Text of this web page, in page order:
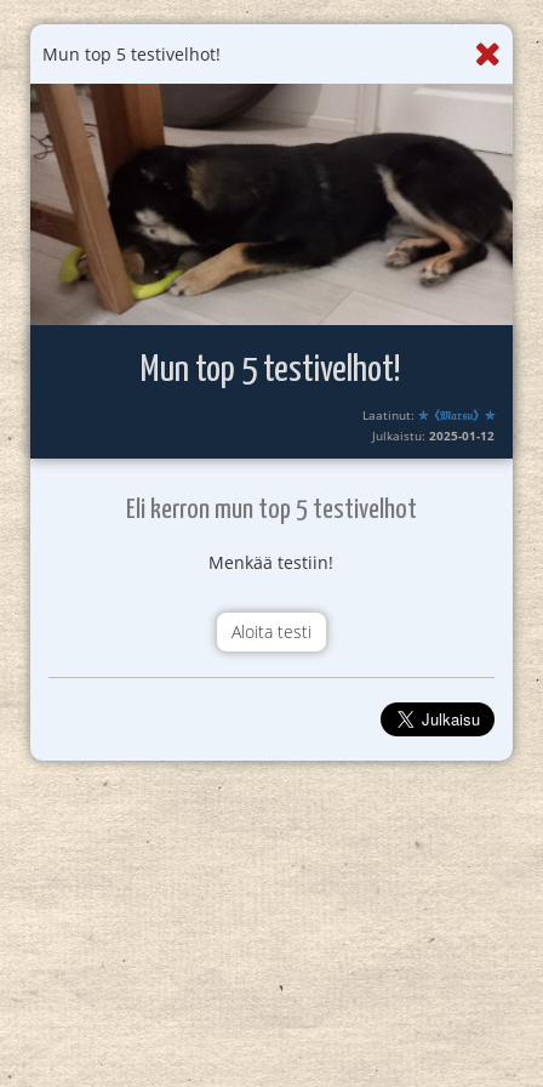
Mun top 5 testivelhot!
Mun top 5 testivelhot!
Laatinut:✮《𝔐𝔞𝔯𝔰𝔲》✮
Julkaistu:2025-01-12
Eli kerron mun top 5 testivelhot
Menkää testiin!
Aloita testi